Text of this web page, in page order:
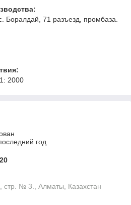
Боралдай, 71 разъезд, промбаза.
2000
год
стр. № 3., Алматы, Казахстан